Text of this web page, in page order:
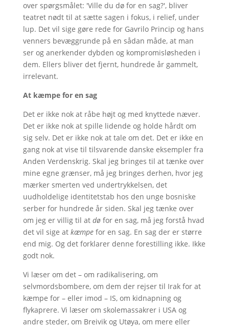
over spørgsmålet: 'Ville du dø for en sag?', bliver
teatret nødt til at sætte sagen i fokus, i relief, under
lup. Det vil sige gøre rede for Gavrilo Princip og hans
venners bevæggrunde på en sådan måde, at man
ser og anerkender dybden og kompromisløsheden i
dem. Ellers bliver det fjernt, hundrede år gammelt,
irrelevant.
At kæmpe for en sag
Det er ikke nok at råbe højt og med knyttede næver.
Det er ikke nok at spille lidende og holde hårdt om
sig selv. Det er ikke nok at tale om det. Det er ikke en
gang nok at vise til tilsvarende danske eksempler fra
Anden Verdenskrig. Skal jeg bringes til at tænke over
mine egne grænser, må jeg bringes derhen, hvor jeg
mærker smerten ved undertrykkelsen, det
uudholdelige identitetstab hos den unge bosniske
serber for hundrede år siden. Skal jeg tænke over
om jeg er villig til at døfor en sag, må jeg forstå hvad
det vil sige at kæmpefor en sag. En sag der er større
end mig. Og det forklarer denne forestilling ikke. Ikke
godt nok.
Vi læser om det – om radikalisering, om
selvmordsbombere, om dem der rejser til Irak for at
kæmpe for – eller imod – IS, om kidnapning og
flykaprere. Vi læser om skolemassakrer i USA og
andre steder, om Breivik og Utøya, om mere eller